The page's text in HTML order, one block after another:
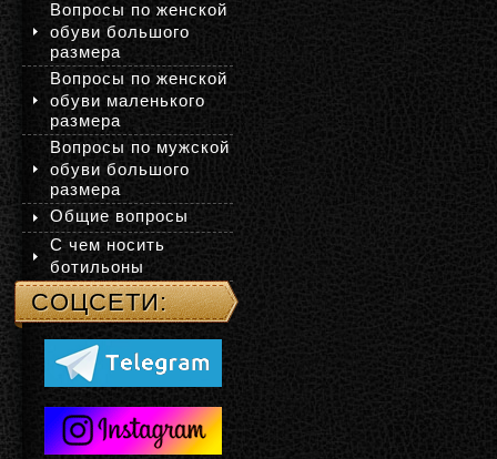
Вопросы по женской
обуви большого
размера
Вопросы по женской
обуви маленького
размера
Вопросы по мужской
обуви большого
размера
Общие вопросы
С чем носить
ботильоны
СОЦСЕТИ: